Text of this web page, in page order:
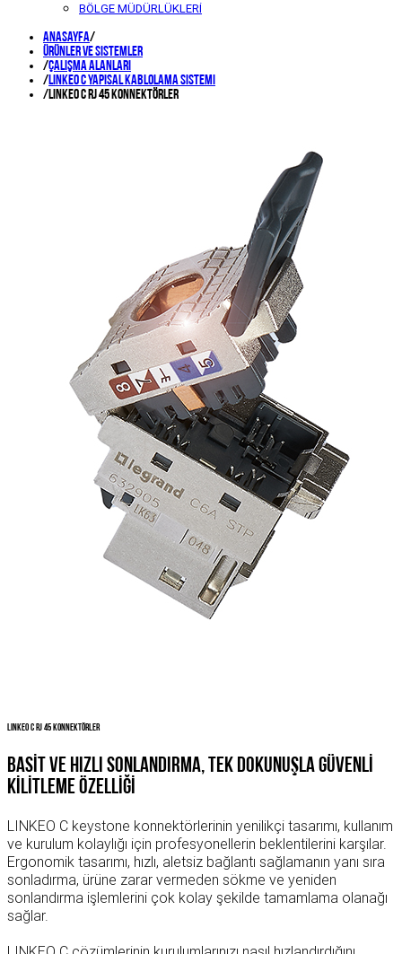
BÖLGE MÜDÜRLÜKLERİ
Anasayfa/
Ürünler ve Sistemler
/ÇALIŞMA ALANLARI
/Linkeo C Yapısal Kablolama Sistemi
/Linkeo C RJ 45 Konnektörler
Linkeo C RJ 45 Konnektörler
BASİT VE HIZLI SONLANDIRMA, TEK DOKUNUŞLA GÜVENLİ
KİLİTLEME ÖZELLİĞİ
LINKEO C keystone konnektörlerinin yenilikçi tasarımı, kullanım
ve kurulum kolaylığı için profesyonellerin beklentilerini karşılar.
Ergonomik tasarımı, hızlı, aletsiz bağlantı sağlamanın yanı sıra
sonladırma, ürüne zarar vermeden sökme ve yeniden
sonlandırma işlemlerini çok kolay şekilde tamamlama olanağı
sağlar.